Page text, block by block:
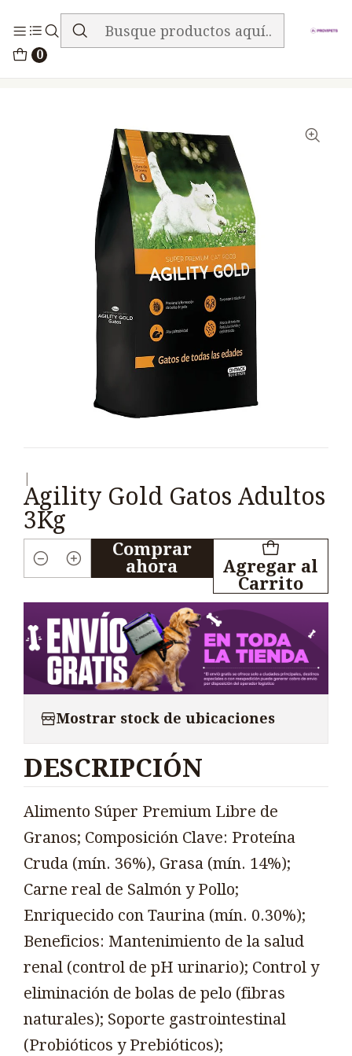
0
ENVIO GRATIS EN TODA LA TIENDA
Agility Gold Gatos Adultos
3Kg
Cantidad
Agregar al
Carrito
Comprar
ahora
Mostrar stock de ubicaciones
DESCRIPCIÓN
Alimento Súper Premium Libre de
Granos; Composición Clave: Proteína
Cruda (mín. 36%), Grasa (mín. 14%);
Carne real de Salmón y Pollo;
Enriquecido con Taurina (mín. 0.30%);
Beneficios: Mantenimiento de la salud
renal (control de pH urinario); Control y
eliminación de bolas de pelo (fibras
naturales); Soporte gastrointestinal
(Probióticos y Prebióticos);